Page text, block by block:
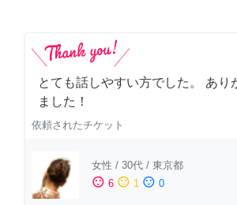
とても話しやすい方でした。 あり
ました！
依頼されたチケット
女性 / 30代 / 東京都
sentiment_satisfied 6 sentiment_neutral 1 sentiment_dissatisfied 0